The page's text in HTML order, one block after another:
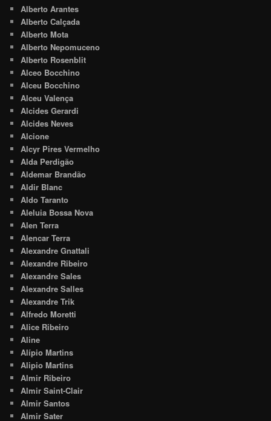
Alberto Arantes
Alberto Calçada
Alberto Mota
Alberto Nepomuceno
Alberto Rosenblit
Alceo Bocchino
Alceu Bocchino
Alceu Valença
Alcides Gerardi
Alcides Neves
Alcione
Alcyr Pires Vermelho
Alda Perdigão
Aldemar Brandão
Aldir Blanc
Aldo Taranto
Aleluia Bossa Nova
Alen Terra
Alencar Terra
Alexandre Gnattali
Alexandre Ribeiro
Alexandre Sales
Alexandre Salles
Alexandre Trik
Alfredo Moretti
Alice Ribeiro
Aline
Alípio Martins
Alipio Martins
Almir Ribeiro
Almir Saint-Clair
Almir Santos
Almir Sater